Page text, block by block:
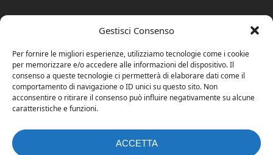
Gestisci Consenso
Per fornire le migliori esperienze, utilizziamo tecnologie come i cookie
per memorizzare e/o accedere alle informazioni del dispositivo. Il
consenso a queste tecnologie ci permetterà di elaborare dati come il
comportamento di navigazione o ID unici su questo sito. Non
acconsentire o ritirare il consenso può influire negativamente su alcune
caratteristiche e funzioni.
ACCETTA